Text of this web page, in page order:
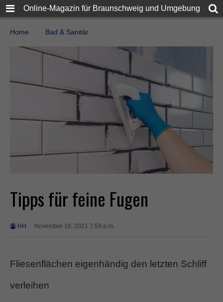
Online-Magazin für Braunschweig und Umgebung
Home Bad & Sanitär
Tipps für feine Fugen
HH November 16, 2021 7:59 a.m.
Fliesenflächen eigenhändig den letzten Schliff
verleihen